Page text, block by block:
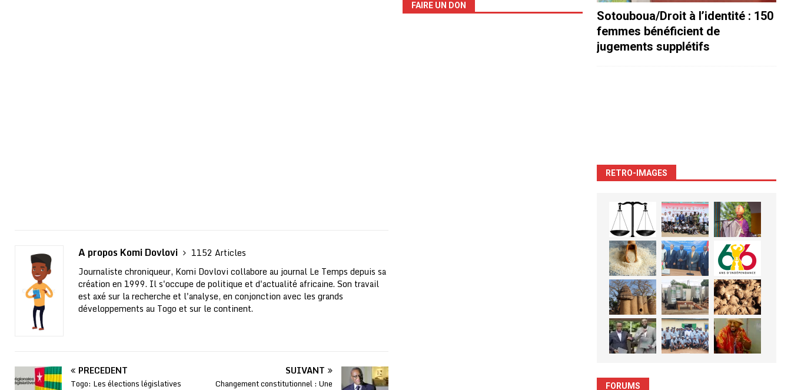
A propos Komi Dovlovi
1152 Articles
Journaliste chroniqueur, Komi Dovlovi collabore au journal Le Temps depuis sa
création en 1999. Il s'occupe de politique et d'actualité africaine. Son travail
est axé sur la recherche et l'analyse, en conjonction avec les grands
développements au Togo et sur le continent.
PRÉCÉDENT
Togo: Les élections législatives
SUIVANT
Changement constitutionnel : Une
FAIRE UN DON
Sotouboua/Droit à l’identité : 150
femmes bénéficient de
jugements supplétifs
RETRO-IMAGES
FORUMS